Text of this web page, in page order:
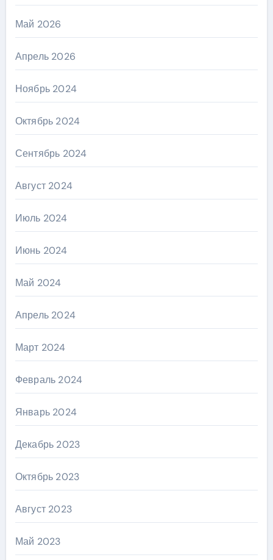
Май 2026
Апрель 2026
Ноябрь 2024
Октябрь 2024
Сентябрь 2024
Август 2024
Июль 2024
Июнь 2024
Май 2024
Апрель 2024
Март 2024
Февраль 2024
Январь 2024
Декабрь 2023
Октябрь 2023
Август 2023
Май 2023